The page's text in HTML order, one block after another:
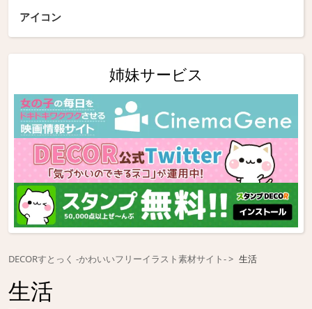
アイコン
姉妹サービス
DECORすとっく -かわいいフリーイラスト素材サイト- 生活
生活